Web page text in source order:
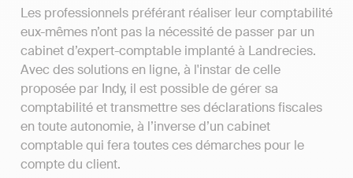
Les professionnels préférant réaliser leur comptabilité
eux-mêmes n’ont pas la nécessité de passer par un
cabinet d’expert-comptable implanté à Landrecies.
Avec des solutions en ligne, à l'instar de celle
proposée par Indy, il est possible de gérer sa
comptabilité et transmettre ses déclarations fiscales
en toute autonomie, à l’inverse d’un cabinet
comptable qui fera toutes ces démarches pour le
compte du client.